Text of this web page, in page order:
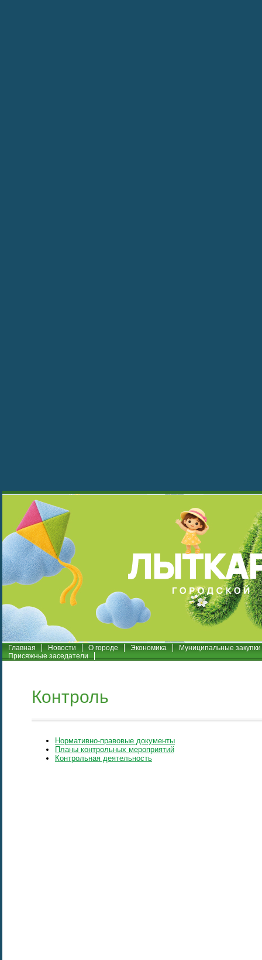
Главная Новости О городе Экономика
Муниципальные закупки
Присяжные заседатели
Контроль
Нормативно-правовые документы
Планы контрольных мероприятий
Контрольная деятельность